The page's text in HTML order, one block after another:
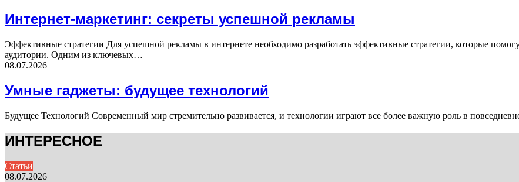
Интернет-маркетинг: секреты успешной рекламы
Эффективные стратегии Для успешной рекламы в интернете необходимо разработать эффективные стратегии, которые
аудитории. Одним из ключевых…
08.07.2026
Умные гаджеты: будущее технологий
Будущее Технологий Современный мир стремительно развивается, и технологии играют все более важную роль в
ИНТЕРЕСНОЕ
Статьи
08.07.2026